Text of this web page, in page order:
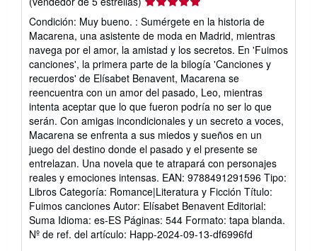
del
vendedor:
5
de
5
estrellas
Condición: Muy bueno. : Sumérgete en la historia de
Macarena, una asistente de moda en Madrid, mientras
navega por el amor, la amistad y los secretos. En 'Fuimos
canciones', la primera parte de la bilogía 'Canciones y
recuerdos' de Elísabet Benavent, Macarena se
reencuentra con un amor del pasado, Leo, mientras
intenta aceptar que lo que fueron podría no ser lo que
serán. Con amigas incondicionales y un secreto a voces,
Macarena se enfrenta a sus miedos y sueños en un
juego del destino donde el pasado y el presente se
entrelazan. Una novela que te atrapará con personajes
reales y emociones intensas. EAN: 9788491291596 Tipo:
Libros Categoría: Romance|Literatura y Ficción Título:
Fuimos canciones Autor: Elísabet Benavent Editorial:
Suma Idioma: es-ES Páginas: 544 Formato: tapa blanda.
Nº de ref. del artículo: Happ-2024-09-13-df6996fd